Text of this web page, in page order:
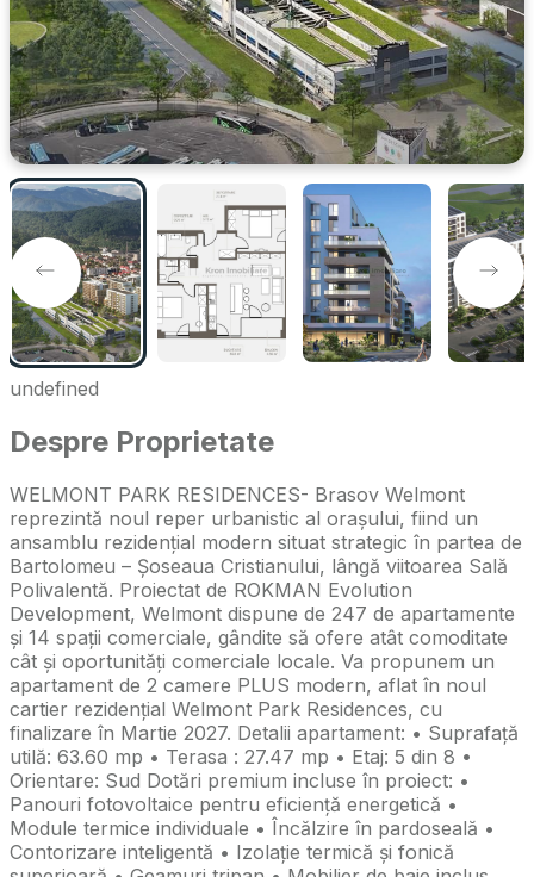
undefined
Despre Proprietate
WELMONT PARK RESIDENCES- Brasov Welmont
reprezintă noul reper urbanistic al orașului, fiind un
ansamblu rezidențial modern situat strategic în partea de
Bartolomeu – Șoseaua Cristianului, lângă viitoarea Sală
Polivalentă. Proiectat de ROKMAN Evolution
Development, Welmont dispune de 247 de apartamente
și 14 spații comerciale, gândite să ofere atât comoditate
cât și oportunități comerciale locale. Va propunem un
apartament de 2 camere PLUS modern, aflat în noul
cartier rezidențial Welmont Park Residences, cu
finalizare în Martie 2027. Detalii apartament: • Suprafață
utilă: 63.60 mp • Terasa : 27.47 mp • Etaj: 5 din 8 •
Orientare: Sud Dotări premium incluse în proiect: •
Panouri fotovoltaice pentru eficiență energetică •
Module termice individuale • Încălzire în pardoseală •
Contorizare inteligentă • Izolație termică și fonică